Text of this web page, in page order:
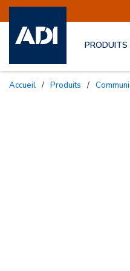
PRODUITS
Accueil / Produits /